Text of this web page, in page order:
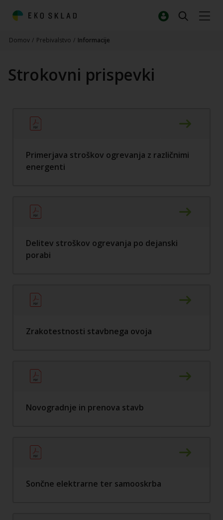
Domov / Prebivalstvo / Informacije
Strokovni prispevki
Primerjava stroškov ogrevanja z različnimi
energenti
Delitev stroškov ogrevanja po dejanski
porabi
Zrakotestnosti stavbnega ovoja
Novogradnje in prenova stavb
Sončne elektrarne ter samooskrba